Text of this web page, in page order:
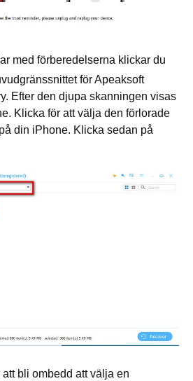
med förberedelserna klickar du
för Apeaksoft
Efter den djupa skanningen visas
Klicka för att välja den förlorade
din iPhone. Klicka sedan på
att bli ombedd att välja en